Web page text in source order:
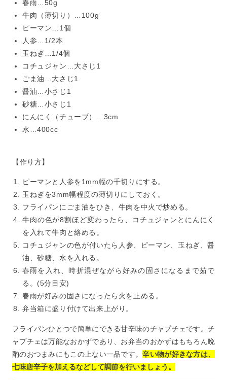
春雨…50g
牛肉（薄切り）…100g
ピーマン…1個
人参…1/2本
玉ねぎ…1/4個
コチュジャン…大さじ1
ごま油…大さじ1
醤油…小さじ1
砂糖…小さじ1
にんにく（チューブ）…3cm
水…400cc
【作り方】
ピーマンと人参を1mm幅の千切りにする。
玉ねぎを3mm幅程度の薄切りにしておく。
フライパンにごま油をひき、牛肉を中火で炒める。
牛肉の色が8割ほど変わったら、コチュジャンとにんにく
を入れて牛肉と絡める。
コチュジャンの色が付いたら人参、ピーマン、玉ねぎ、醤
油、砂糖、水を入れる。
春雨を入れ、時折混ぜながら好みの固さになるまで茹で
る。(5分目安)
春雨が好みの固さになったら火を止める。
弁当箱に盛り付けて出来上がり。
フライパンひとつで簡単にできる甘辛味のチャプチェです。チ
ャプチェは万能なおかずであり、お弁当のおかずはもちろん晩
酌のおつまみにもこの上ない一品です。辛い物が好きな方は、
七味唐辛子を加えるなどして調節を行いましょう。